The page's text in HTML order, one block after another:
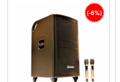
(-6%)